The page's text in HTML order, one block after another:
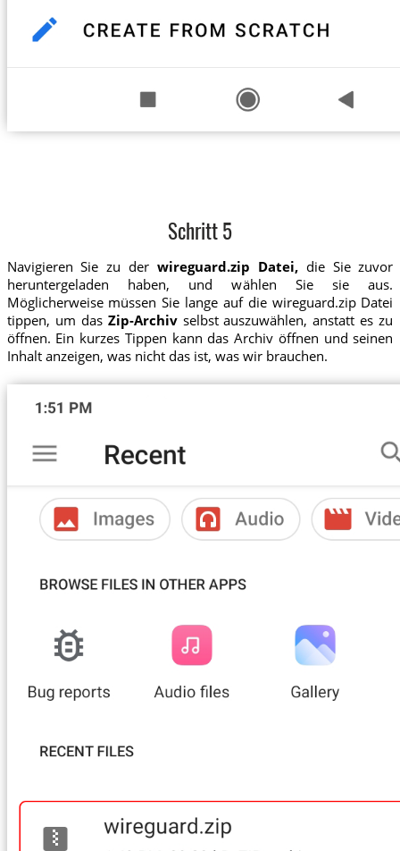
Schritt 5
Navigieren Sie zu der wireguard.zip Datei,die Sie zuvor
heruntergeladen haben, und wählen Sie sie aus.
Möglicherweise müssen Sie lange auf die wireguard.zip Datei
tippen, um das Zip-Archivselbst auszuwählen, anstatt es zu
öffnen. Ein kurzes Tippen kann das Archiv öffnen und seinen
Inhalt anzeigen, was nicht das ist, was wir brauchen.